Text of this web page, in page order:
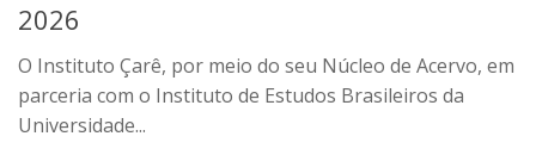
científico
Movimentos Estudantis
2026
O Instituto Çarê, por meio do seu Núcleo de Acervo, em
parceria com o Instituto de Estudos Brasileiros da
Universidade...